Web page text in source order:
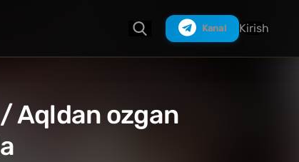
Kanal Kirish
Izlash
Aqldan ozgan